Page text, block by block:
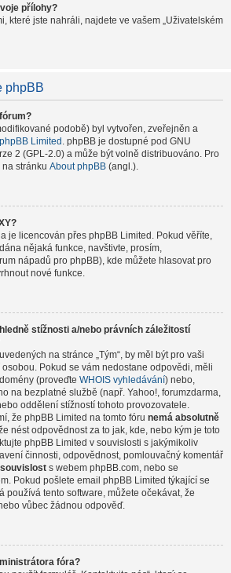
přílohy?
které jste nahráli, najdete ve vašem „Uživatelském
phpBB
podobě) byl vytvořen, zveřejněn a
phpBB Limited . phpBB je dostupné pod GNU
2 (GPL-2.0) a může být volně distribuováno. Pro
stránku About phpBB (angl.).
je licencován přes phpBB Limited. Pokud věříte,
nějaká funkce, navštivte, prosím,
nápadů pro phpBB), kde můžete hlasovat pro
nové funkce.
stížnosti a/nebo právních záležitostí
na stránce „Tým“, by měl být pro vaši
Pokud se vám nedostane odpovědi, měli
(proveďte WHOIS vyhledávání) nebo,
na bezplatné službě (např. Yahoo!, forumzdarma,
oddělení stížností tohoto provozovatele.
že phpBB Limited na tomto fóru nemá absolutně
nést odpovědnost za to jak, kde, nebo kým je toto
phpBB Limited v souvislosti s jakýmikoliv
činnosti, odpovědnost, pomlouvačný komentář
s webem phpBB.com, nebo se
Pokud pošlete email phpBB Limited týkající se
používá tento software, můžete očekávat, že
vůbec žádnou odpověď.
fóra?